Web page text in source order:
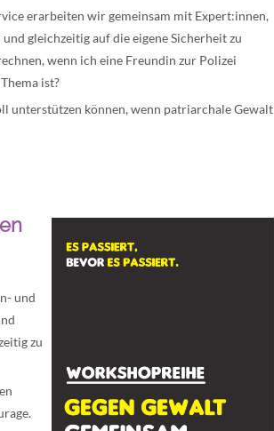
erarbeiten wir gemeinsam mit Expert:innen,
gleichzeitig auf die eigene Sicherheit zu
wenn ich eine Freundin zur Polizei
ist?
unterstützen können, wenn patriarchale Gewalt
und
zu